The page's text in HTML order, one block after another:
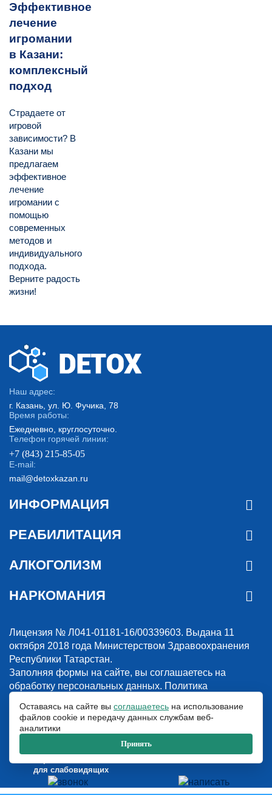
Эффективное
лечение
игромании
в Казани:
комплексный
подход
Страдаете от
игровой
зависимости? В
Казани мы
предлагаем
эффективное
лечение
игромании с
помощью
современных
методов и
индивидуального
подхода.
Верните радость
жизни!
Наш адрес:
г. Казань, ул. Ю. Фучика, 78
Время работы:
Ежедневно, круглосуточно.
Телефон горячей линии:
+7 (843) 215-85-05
E-mail:
mail@detoxkazan.ru
ИНФОРМАЦИЯ
РЕАБИЛИТАЦИЯ
АЛКОГОЛИЗМ
НАРКОМАНИЯ
Лицензия № Л041-01181-16/00339603. Выдана 11
октября 2018 года Министерством Здравоохранения
Республики Татарстан.
Заполняя формы на сайте, вы соглашаетесь на
обработку персональных данных. Политика
© 2018-2026. Наркологическая клиника “Detox”. Все права защищены.
Указанные на сайте цены и информация имеют информационный
характер и не являются публичной офертой.
ООО «Детокс», ИНН 1660311156, ОГРН 1181690030708
для слабовидящих
Оставаясь на сайте вы соглашаетесь на использование
файлов cookie и передачу данных службам веб-
аналитики
Принять